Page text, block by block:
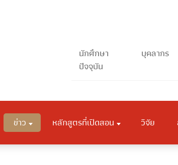
นักศึกษา
ปัจจุบัน
บุคลากร
ข่าว หลักสูตรที่เปิดสอน วิจัย